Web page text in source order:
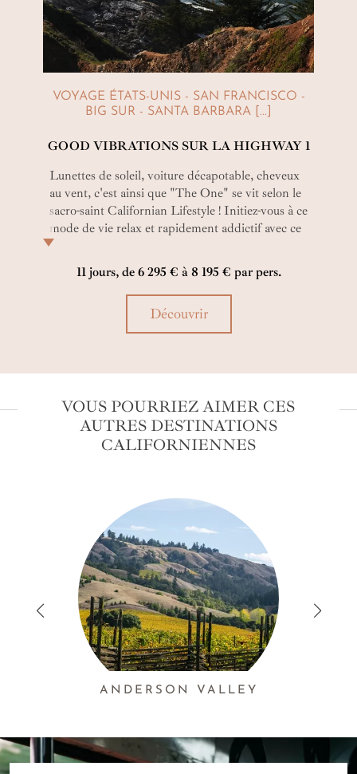
VOYAGE ÉTATS-UNIS - SAN FRANCISCO -
BIG SUR - SANTA BARBARA [...]
GOOD VIBRATIONS SUR LA HIGHWAY 1
Lunettes de soleil, voiture décapotable, cheveux
au vent, c'est ainsi que "The One" se vit selon le
sacro-saint Californian Lifestyle ! Initiez-vous à ce
mode de vie relax et rapidement addictif avec ce
circuit en Californie faisant la part belle à des
haltes gourmandes, sites naturels superbes et
hôtels au luxe décontracté !
11 jours, de 6 295 € à 8 195 € par pers.
Découvrir
VOUS POURRIEZ AIMER CES
AUTRES DESTINATIONS
CALIFORNIENNES
ANDERSON VALLEY